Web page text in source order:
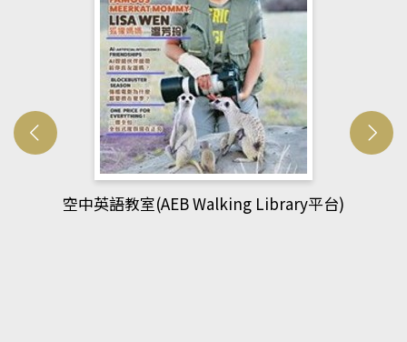
網管人(kono平台)